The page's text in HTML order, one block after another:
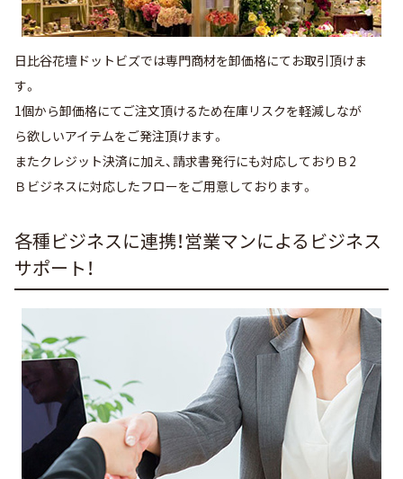
日比谷花壇ドットビズでは専門商材を卸価格にてお取引頂けま
す。
1個から卸価格にてご注文頂けるため在庫リスクを軽減しなが
ら欲しいアイテムをご発注頂けます。
またクレジット決済に加え、請求書発行にも対応しておりＢ2
Ｂビジネスに対応したフローをご用意しております。
各種ビジネスに連携！営業マンによるビジネス
サポート！